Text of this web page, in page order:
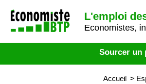
L'emploi
Economistes,
Sourcer un
Accueil >